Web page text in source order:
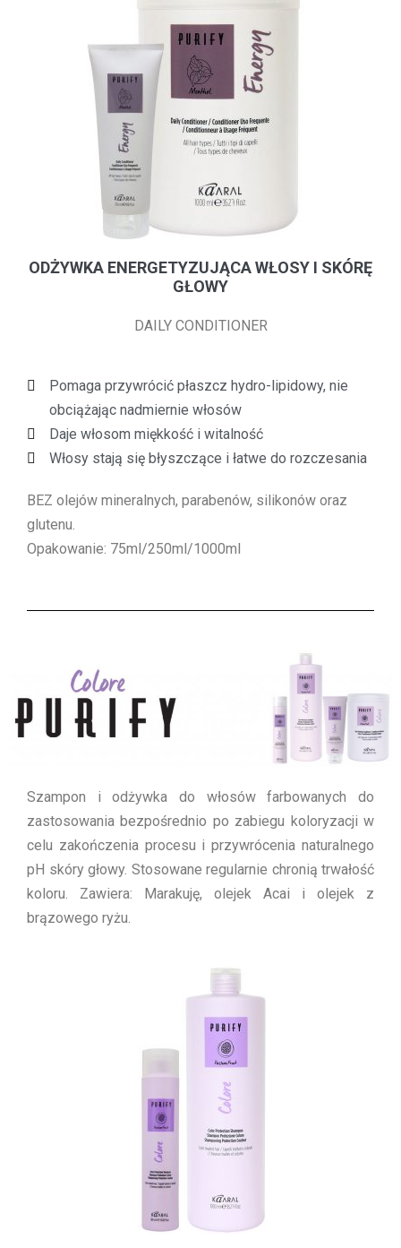
ODŻYWKA ENERGETYZUJĄCA WŁOSY I SKÓRĘ
GŁOWY
DAILY CONDITIONER
Pomaga przywrócić płaszcz hydro-lipidowy, nie
obciążając nadmiernie włosów
Daje włosom miękkość i witalność
Włosy stają się błyszczące i łatwe do rozczesania
BEZ olejów mineralnych, parabenów, silikonów oraz
glutenu.
Opakowanie: 75ml/250ml/1000ml
Szampon i odżywka do włosów farbowanych do
zastosowania bezpośrednio po zabiegu koloryzacji w
celu zakończenia procesu i przywrócenia naturalnego
pH skóry głowy. Stosowane regularnie chronią trwałość
koloru. Zawiera: Marakuję, olejek Acai i olejek z
brązowego ryżu.